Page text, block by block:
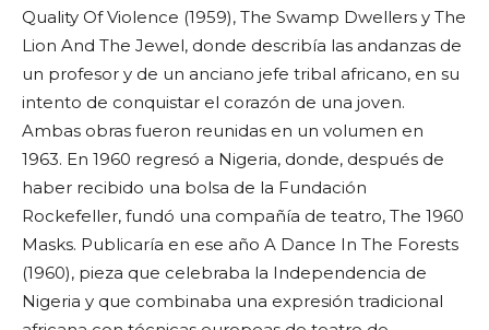
Quality Of Violence (1959), The Swamp Dwellers y The
Lion And The Jewel, donde describía las andanzas de
un profesor y de un anciano jefe tribal africano, en su
intento de conquistar el corazón de una joven.
Ambas obras fueron reunidas en un volumen en
1963. En 1960 regresó a Nigeria, donde, después de
haber recibido una bolsa de la Fundación
Rockefeller, fundó una compañía de teatro, The 1960
Masks. Publicaría en ese año A Dance In The Forests
(1960), pieza que celebraba la Independencia de
Nigeria y que combinaba una expresión tradicional